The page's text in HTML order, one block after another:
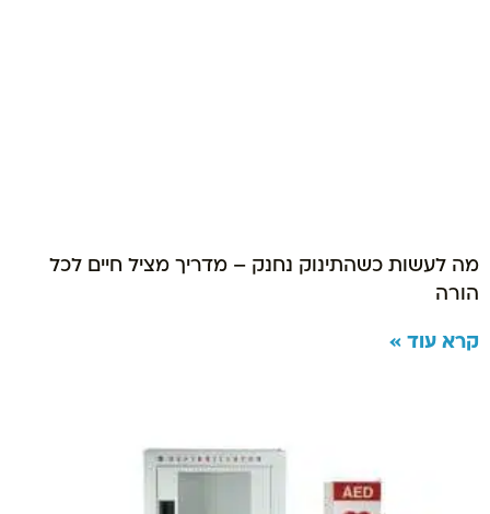
מה לעשות כשהתינוק נחנק – מדריך מציל חיים לכל
הורה
קרא עוד »